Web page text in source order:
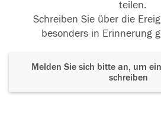
teilen.
Schreiben Sie über die
besonders in Erinnerung
Melden Sie sich bitte an, um
schreiben